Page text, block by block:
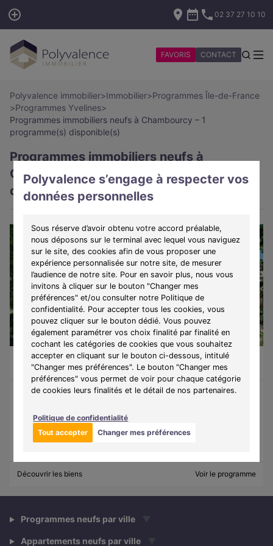
Polyvalence s’engage à respecter vos
données personnelles
Sous réserve d’avoir obtenu votre accord préalable,
nous déposons sur le terminal avec lequel vous naviguez
sur le site, des cookies afin de vous proposer une
expérience personnalisée sur notre site, de mesurer
l’audience de notre site. Pour en savoir plus, nous vous
invitons à cliquer sur le bouton "Changer mes
préférences" et/ou consulter notre Politique de
confidentialité. Pour accepter tous les cookies, vous
pouvez cliquer sur le bouton dédié. Vous pouvez
également paramétrer vos choix finalité par finalité en
cochant les catégories de cookies que vous souhaitez
accepter en cliquant sur le bouton ci-dessous, intitulé
"Changer mes préférences". Le bouton "Changer mes
préférences" vous permet de voir pour chaque catégorie
de cookies leurs finalités et le détail de nos partenaires.
Politique de confidentialité
Tout accepter
Changer mes préférences
02 37 27 10 10
FAVORIS CONTACT
Polyvalence immobilier>Immobilier>Programmes Île-de-France
>Programmes Yvelines>
Programmes immobiliers neufs à Chambourcy – 1
programme(s) disponible(s)
Programmes immobiliers neufs à
Chambourcy – 1 programme(s)
disponible(s)
Chambourcy (78240)
Du T2 au T5
À partir de 275 000 €
15 lots disponibles
Découvrez une résidence au cœur de Chambourcy, alliant nature,
élégance et qualité de vie.
Découvrir les biens Voir le programme
Programmes neufs par ville
Appartements neufs par ville